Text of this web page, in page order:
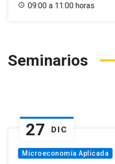
09:00 a 11:00 horas
Seminarios
27 DIC
Microeconomía Aplicada